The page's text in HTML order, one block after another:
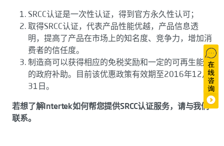
SRCC认证是一次性认证，得到官方永久性认可；
取得SRCC认证，代表产品性能优越，产品信息透
明，提高了产品在市场上的知名度、竞争力，增加消
费者的信任度。
制造商可以获得相应的免税奖励和一定的可再生能源
的政府补助。目前该优惠政策有效期至2016年12月
31日。
若想了解Intertek如何帮您提供SRCC认证服务，请与我们
联系。